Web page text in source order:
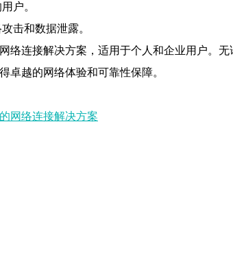
户。
击和数据泄露。
络连接解决方案，适用于个人和企业用户。
卓越的网络体验和可靠性保障。
网络连接解决方案